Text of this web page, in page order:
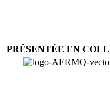
PRÉSENTÉE EN